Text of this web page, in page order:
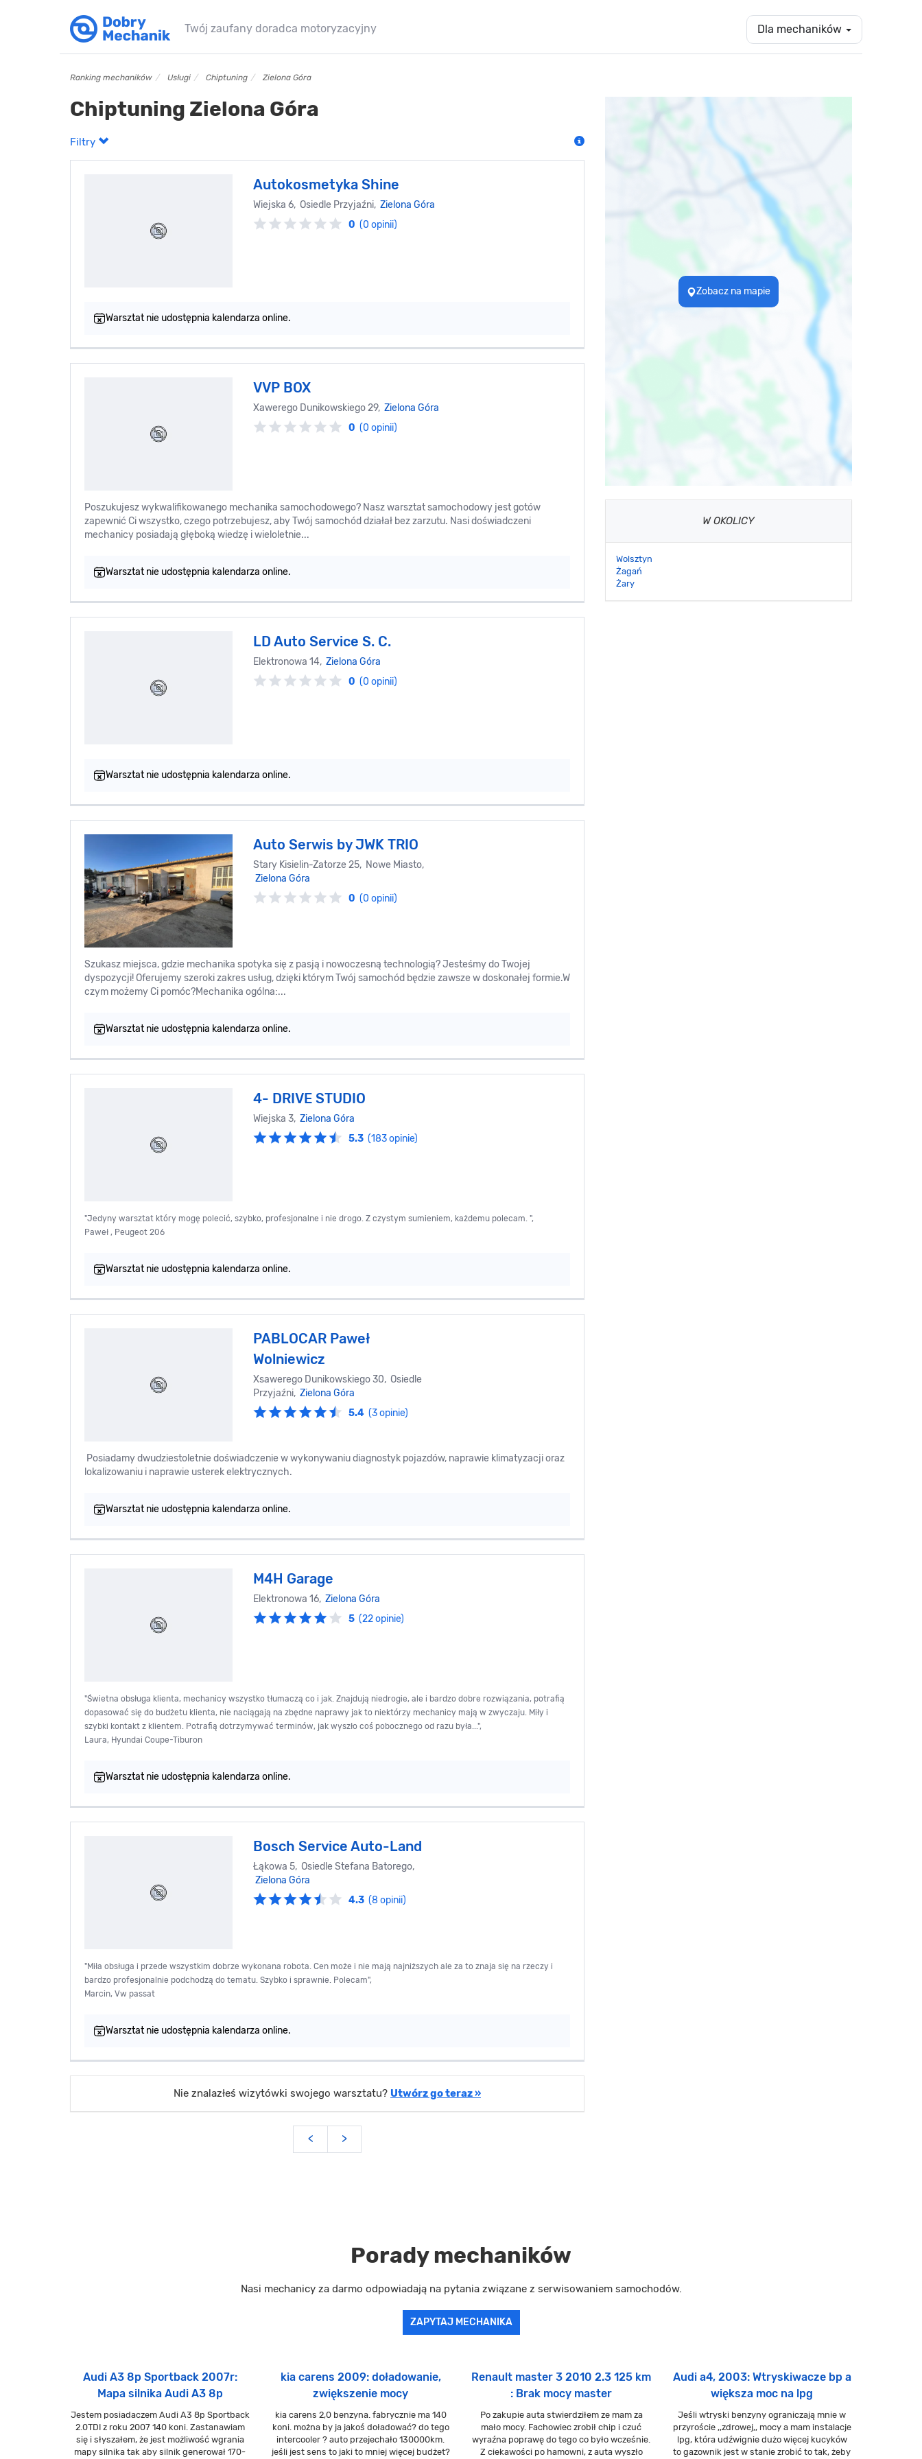
Twój zaufany doradca motoryzacyjny Dla mechaników
Ranking mechaników Usługi Chiptuning Zielona Góra
Chiptuning Zielona Góra
Filtry
Autokosmetyka Shine
Wiejska 6, Osiedle Przyjaźni, Zielona Góra
0 (0 opinii)
Warsztat nie udostępnia kalendarza online.
VVP BOX
Xawerego Dunikowskiego 29, Zielona Góra
0 (0 opinii)
Poszukujesz wykwalifikowanego mechanika samochodowego? Nasz warsztat samochodowy jest gotów
zapewnić Ci wszystko, czego potrzebujesz, aby Twój samochód działał bez zarzutu. Nasi doświadczeni
mechanicy posiadają głęboką wiedzę i wieloletnie...
Warsztat nie udostępnia kalendarza online.
LD Auto Service S. C.
Elektronowa 14, Zielona Góra
0 (0 opinii)
Warsztat nie udostępnia kalendarza online.
Auto Serwis by JWK TRIO
Stary Kisielin-Zatorze 25, Nowe Miasto,
Zielona Góra
0 (0 opinii)
Szukasz miejsca, gdzie mechanika spotyka się z pasją i nowoczesną technologią? Jesteśmy do Twojej
dyspozycji! Oferujemy szeroki zakres usług, dzięki którym Twój samochód będzie zawsze w doskonałej formie.W
czym możemy Ci pomóc?Mechanika ogólna:...
Warsztat nie udostępnia kalendarza online.
4- DRIVE STUDIO
Wiejska 3, Zielona Góra
5.3 (183 opinie)
"Jedyny warsztat który mogę polecić, szybko, profesjonalne i nie drogo. Z czystym sumieniem, każdemu polecam. ",
Paweł , Peugeot 206
Warsztat nie udostępnia kalendarza online.
PABLOCAR Paweł
Wolniewicz
Xsawerego Dunikowskiego 30, Osiedle
Przyjaźni, Zielona Góra
5.4 (3 opinie)
Posiadamy dwudziestoletnie doświadczenie w wykonywaniu diagnostyk pojazdów, naprawie klimatyzacji oraz
lokalizowaniu i naprawie usterek elektrycznych.
Warsztat nie udostępnia kalendarza online.
M4H Garage
Elektronowa 16, Zielona Góra
5 (22 opinie)
"Świetna obsługa klienta, mechanicy wszystko tłumaczą co i jak. Znajdują niedrogie, ale i bardzo dobre rozwiązania, potrafią
dopasować się do budżetu klienta, nie naciągają na zbędne naprawy jak to niektórzy mechanicy mają w zwyczaju. Miły i
szybki kontakt z klientem. Potrafią dotrzymywać terminów, jak wyszło coś pobocznego od razu była...",
Laura, Hyundai Coupe-Tiburon
Warsztat nie udostępnia kalendarza online.
Bosch Service Auto-Land
Łąkowa 5, Osiedle Stefana Batorego,
Zielona Góra
4.3 (8 opinii)
"Miła obsługa i przede wszystkim dobrze wykonana robota. Cen może i nie mają najniższych ale za to znaja się na rzeczy i
bardzo profesjonalnie podchodzą do tematu. Szybko i sprawnie. Polecam",
Marcin, Vw passat
Warsztat nie udostępnia kalendarza online.
Nie znalazłeś wizytówki swojego warsztatu? Utwórz go teraz »
< >
Zobacz na mapie
W OKOLICY
Wolsztyn
Żagań
Żary
Porady mechaników
Nasi mechanicy za darmo odpowiadają na pytania związane z serwisowaniem samochodów.
ZAPYTAJ MECHANIKA
Audi A3 8p Sportback 2007r:
Mapa silnika Audi A3 8p
Jestem posiadaczem Audi A3 8p Sportback
2.0TDI z roku 2007 140 koni. Zastanawiam
się i słyszałem, że jest możliwość wgrania
mapy silnika tak aby silnik generował 170-
kia carens 2009: doładowanie,
zwiększenie mocy
kia carens 2,0 benzyna. fabrycznie ma 140
koni. można by ja jakoś doładować? do tego
intercooler ? auto przejechało 130000km.
jeśli jest sens to jaki to mniej więcej budżet?
Renault master 3 2010 2.3 125 km
: Brak mocy master
Po zakupie auta stwierdziłem ze mam za
mało mocy. Fachowiec zrobił chip i czuć
wyraźna poprawę do tego co było wcześnie.
Z ciekawości po hamowni, z auta wyszło
Audi a4, 2003: Wtryskiwacze bp a
większa moc na lpg
Jeśli wtryski benzyny ograniczają mnie w
przyroście ,,zdrowej,, mocy a mam instalacje
lpg, która udźwignie dużo więcej kucyków
to gazownik jest w stanie zrobić to tak, żeby